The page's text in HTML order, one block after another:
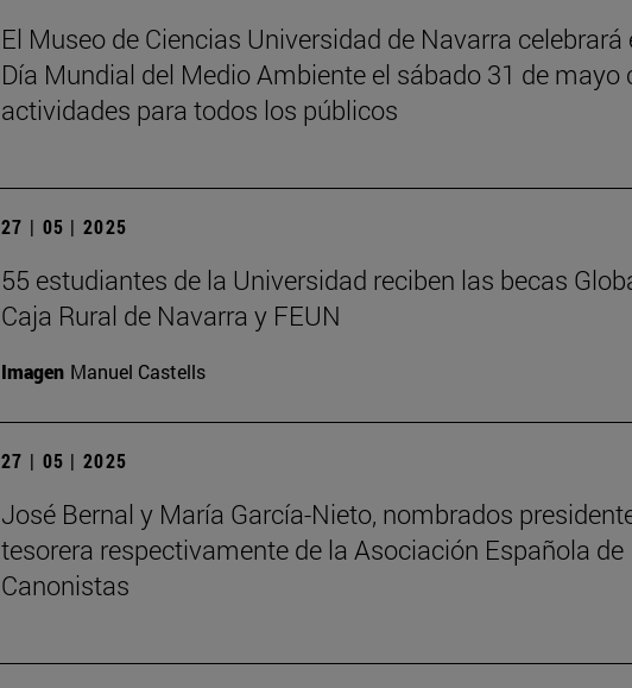
El Museo de Ciencias Universidad de Navarra celebrará
Día Mundial del Medio Ambiente el sábado 31 de mayo
actividades para todos los públicos
27 | 05 | 2025
55 estudiantes de la Universidad reciben las becas
Caja Rural de Navarra y FEUN
Imagen Manuel Castells
27 | 05 | 2025
José Bernal y María García-Nieto, nombrados
tesorera respectivamente de la Asociación Española de
Canonistas